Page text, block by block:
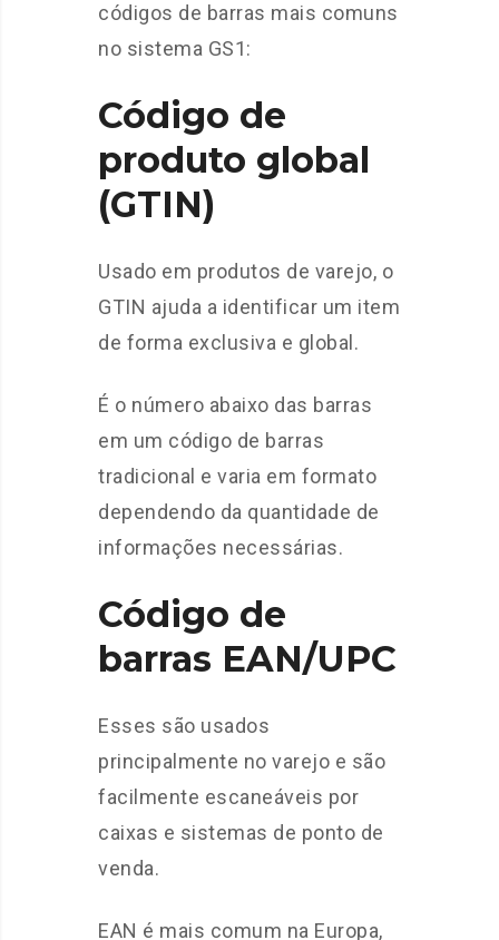
códigos de barras mais comuns
no sistema GS1:
Código de
produto global
(GTIN)
Usado em produtos de varejo, o
GTIN ajuda a identificar um item
de forma exclusiva e global.
É o número abaixo das barras
em um código de barras
tradicional e varia em formato
dependendo da quantidade de
informações necessárias.
Código de
barras EAN/UPC
Esses são usados
principalmente no varejo e são
facilmente escaneáveis ​​por
caixas e sistemas de ponto de
venda.
EAN é mais comum na Europa,